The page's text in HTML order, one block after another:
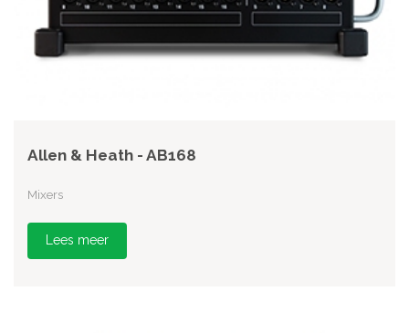
Allen & Heath - AB168
Mixers
Lees meer